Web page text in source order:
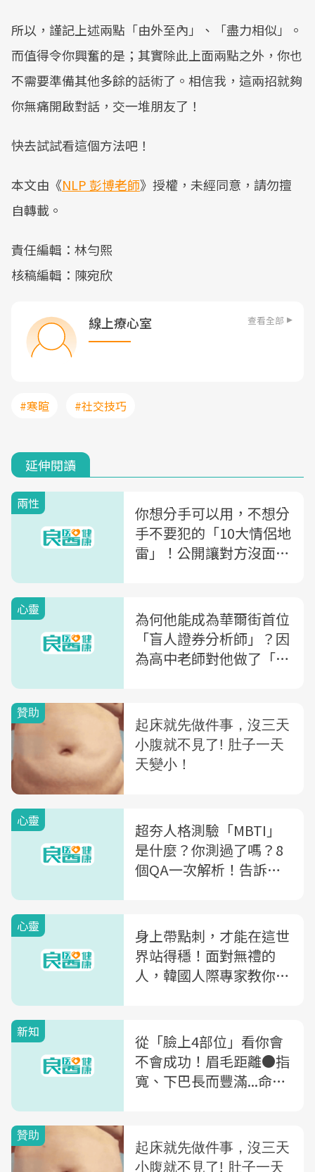
​所以，謹記上述兩點「由外至內」、「盡力相似」。​
而值得令你興奮的是；其實除此上面兩點之外，你也
不需要準備其他多餘的話術了。相信我，這兩招就夠
你無痛開啟對話，交一堆朋友了！
​快去試試看這個方法吧！
本文由《NLP 彭博老師》授權，未經同意，請勿擅
自轉載。
責任編輯：林勻熙
核稿編輯：陳宛欣
線上療心室 查看全部
#寒暄 #社交技巧
延伸閱讀
兩性
你想分手可以用，不想分
手不要犯的「10大情侶地
雷」！公開讓對方沒面
心靈
為何他能成為華爾街首位
「盲人證券分析師」？因
為高中老師對他做了「這
心靈
超夯人格測驗「MBTI」
是什麼？你測過了嗎？8
個QA一次解析！告訴你
心靈
身上帶點刺，才能在這世
界站得穩！面對無禮的
人，韓國人際專家教你4
新知
從「臉上4部位」看你會
不會成功！眉毛距離●指
寬、下巴長而豐滿...命理